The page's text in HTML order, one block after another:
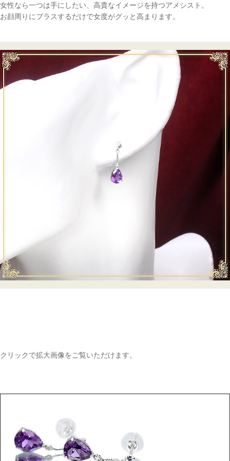
女性なら一つは手にしたい、高貴なイメージを持つアメシスト。
お顔周りにプラスするだけで女度がグッと高まります。
クリックで拡大画像をご覧いただけます。